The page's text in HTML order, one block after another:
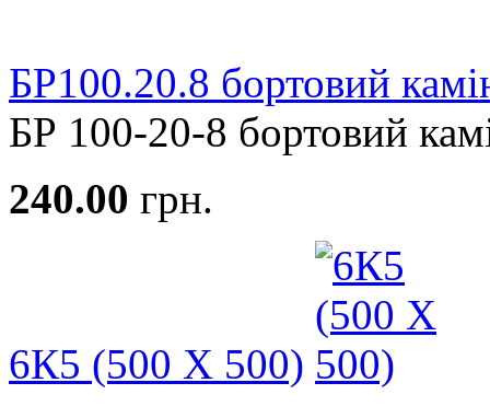
БР100.20.8 бортовий
БР 100-20-8 бортовий
240.00 грн.
6К5 (500 Х 500)